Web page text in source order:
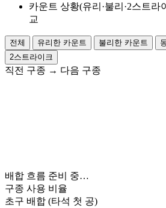
카운트 상황(유리·불리·2스트라
교
전체 유리한 카운트 불리한 카운트
2스트라이크
직전 구종 → 다음 구종
배합 흐름 준비 중…
구종 사용 비율
초구 배합 (타석 첫 공)